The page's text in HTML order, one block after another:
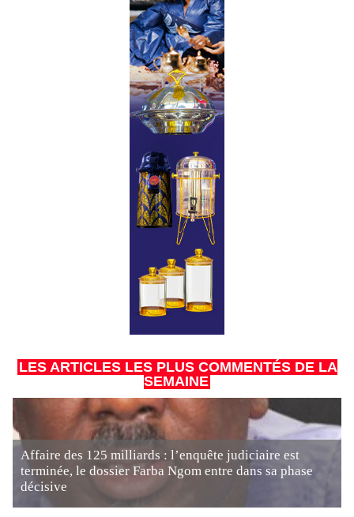
LES ARTICLES LES PLUS COMMENTÉS DE LA
SEMAINE
Affaire des 125 milliards : l’enquête judiciaire est
terminée, le dossier Farba Ngom entre dans sa phase
décisive